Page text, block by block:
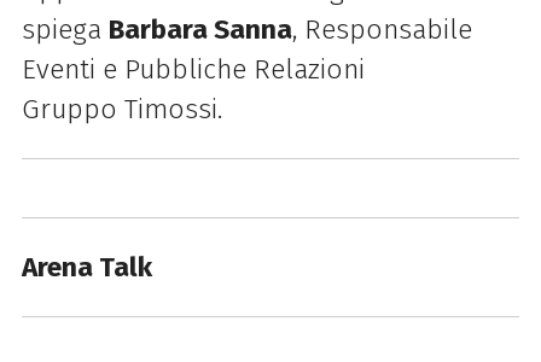
spiega Barbara Sanna, Responsabile
Eventi e Pubbliche Relazioni
Gruppo Timossi.
Arena Talk